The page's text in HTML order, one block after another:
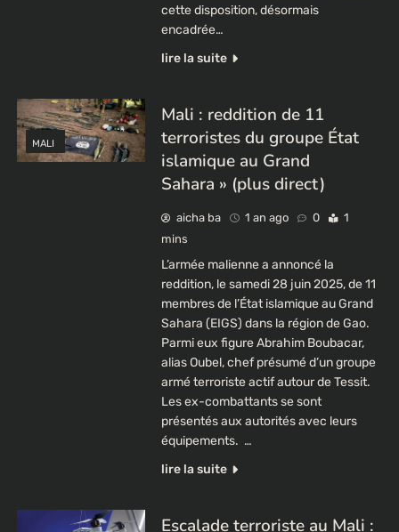
cette disposition, désormais
encadrée…
lire la suite
MALI
Mali : reddition de 11
terroristes du groupe État
islamique au Grand
Sahara » (plus direct)
aicha ba 1 an ago 0
1
mins
L’armée malienne a annoncé la
reddition, le samedi 28 juin 2025, de 11
membres de l’État islamique au Grand
Sahara (EIGS) dans la région de Gao.
Parmi eux figure Abrahim Boubacar,
alias Oubel, chef présumé d’un groupe
armé terroriste actif autour de Tessit.
Les ex-combattants se sont
présentés aux autorités avec leurs
équipements. …
lire la suite
Escalade terroriste au Mali :